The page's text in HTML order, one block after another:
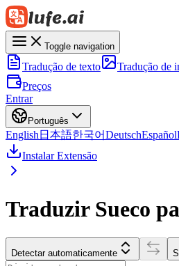
Toggle navigation
Tradução de texto Tradução de
Preços
Entrar
Português
English 日本語한국어DeutschEspañol
Instalar Extensão
Traduzir Sueco
Detectar automaticamente